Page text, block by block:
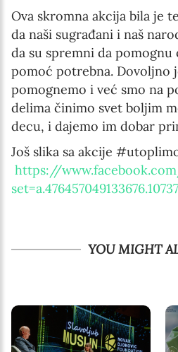
Ova skromna akcija bila je
da naši sugrađani i naš
da su spremni da pomognu
pomoć potrebna. Dovoljno
pomognemo i već smo na
delima činimo svet boljim
decu, i dajemo im dobar
Još slika sa akcije
https://
YOU MIGHT